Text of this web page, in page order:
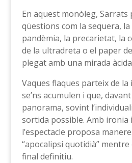
En aquest monòleg, Sarrats
qüestions com la sequera,
pandèmia, la precarietat, la
de la ultradreta o el paper
plegat amb una mirada
Vaques flaques parteix de la
se’ns acumulen i que, davant
panorama, sovint
sortida possible. Amb ironia
l’espectacle proposa
“apocalipsi quotidià”
final definitiu.